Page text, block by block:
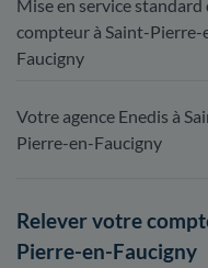
Mise en service standard
compteur à Saint-Pierre-
Faucigny
Votre agence Enedis à
Pierre-en-Faucigny
Relever votre
Pierre-en-Faucigny